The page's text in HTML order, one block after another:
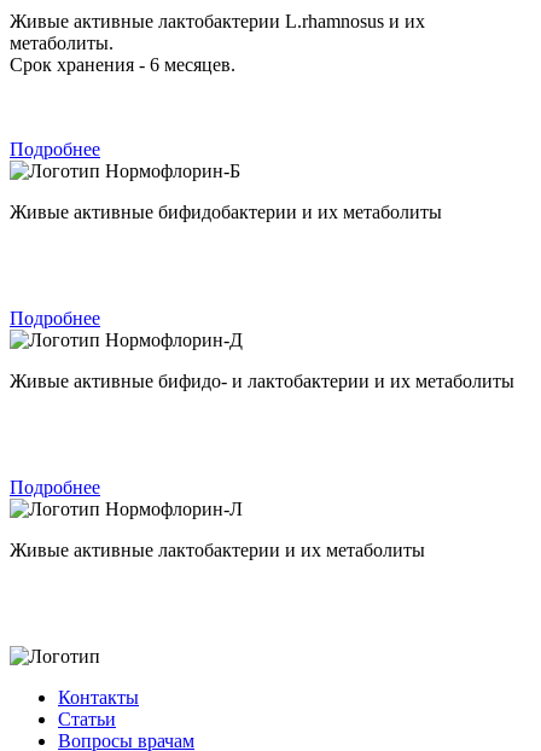
Живые активные лактобактерии L.rhamnosus и их
метаболиты.
Срок хранения - 6 месяцев.
Подробнее
Нормофлорин-Б
Живые активные бифидобактерии и их метаболиты
Подробнее
Нормофлорин-Д
Живые активные бифидо- и лактобактерии и их метаболиты
Подробнее
Нормофлорин-Л
Живые активные лактобактерии и их метаболиты
Контакты
Статьи
Вопросы врачам